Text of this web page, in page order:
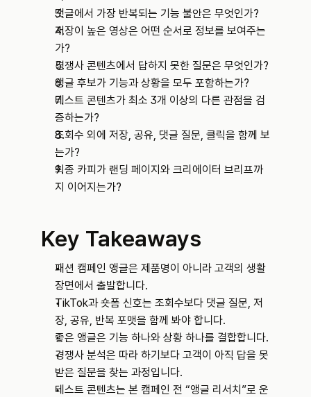
댓글에서 가장 반복되는 기능 불안은 무엇인가?
저장이 높은 영상은 어떤 순서로 정보를 보여주는
가?
경쟁사 콘텐츠에서 답하지 못한 질문은 무엇인가?
앵글 후보가 기능과 상황을 모두 포함하는가?
테스트 콘텐츠가 최소 3개 이상의 다른 관점을 검
증하는가?
조회수 외에 저장, 공유, 댓글 질문, 클릭을 함께 보
는가?
최종 카피가 랜딩 페이지와 크리에이터 브리프까
지 이어지는가?
Key Takeaways
패션 캠페인 앵글은 제품명이 아니라 고객의 생활
장면에서 출발합니다.
TikTok과 숏폼 신호는 조회수보다 댓글 질문, 저
장, 공유, 반복 포맷을 함께 봐야 합니다.
좋은 앵글은 기능 하나와 상황 하나를 결합합니다.
경쟁사 분석은 따라 하기보다 고객이 아직 답을 못
받은 질문을 찾는 과정입니다.
테스트 콘텐츠는 본 캠페인 전 “앵글 리서치”로 운